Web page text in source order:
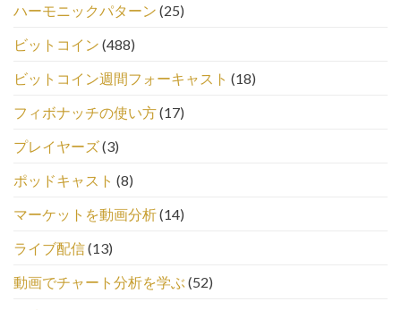
ハーモニックパターン (25)
ビットコイン (488)
ビットコイン週間フォーキャスト (18)
フィボナッチの使い方(17)
プレイヤーズ(3)
ポッドキャスト (8)
マーケットを動画分析(14)
ライブ配信(13)
動画でチャート分析を学ぶ (52)